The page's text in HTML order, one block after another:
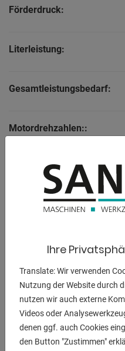
Förderdruck:
Literleistung:
Gesamtleistungsbedarf:
Motordrehzahlen::
Abmessungen:
Maschinengewicht ca.:
BESCHREIBUNG
Betriebsstunden: 4930 Std.
Wartung in: 2962 Std.
Ihre
Translate: Wir verwenden
Nutzung der Website durch
nutzen wir auch externe
Videos oder
denen ggf. auch Cookies
den Button "Zustimmen"